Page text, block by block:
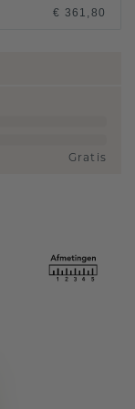
€ 361,80
Gratis